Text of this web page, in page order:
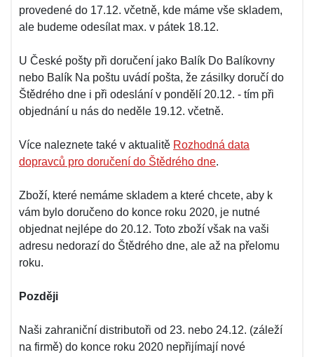
provedené do 17.12. včetně, kde máme vše skladem,
ale budeme odesílat max. v pátek 18.12.
U České pošty při doručení jako Balík Do Balíkovny
nebo Balík Na poštu uvádí pošta, že zásilky doručí do
Štědrého dne i při odeslání v pondělí 20.12. - tím při
objednání u nás do neděle 19.12. včetně.
Více naleznete také v aktualitě Rozhodná data
dopravců pro doručení do Štědrého dne.
Zboží, které nemáme skladem a které chcete, aby k
vám bylo doručeno do konce roku 2020, je nutné
objednat nejlépe do 20.12. Toto zboží však na vaši
adresu nedorazí do Štědrého dne, ale až na přelomu
roku.
Později
Naši zahraniční distributoři od 23. nebo 24.12. (záleží
na firmě) do konce roku 2020 nepřijímají nové